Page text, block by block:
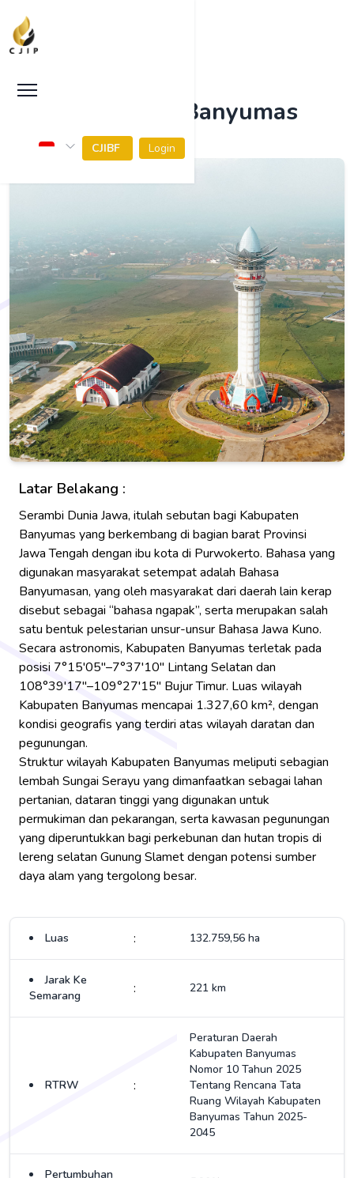
CJIBF Login
Kabupaten Banyumas
Latar Belakang :
Serambi Dunia Jawa, itulah sebutan bagi Kabupaten
Banyumas yang berkembang di bagian barat Provinsi
Jawa Tengah dengan ibu kota di Purwokerto. Bahasa yang
digunakan masyarakat setempat adalah Bahasa
Banyumasan, yang oleh masyarakat dari daerah lain kerap
disebut sebagai “bahasa ngapak”, serta merupakan salah
satu bentuk pelestarian unsur-unsur Bahasa Jawa Kuno.
Secara astronomis, Kabupaten Banyumas terletak pada
posisi 7°15'05"–7°37'10" Lintang Selatan dan
108°39'17"–109°27'15" Bujur Timur. Luas wilayah
Kabupaten Banyumas mencapai 1.327,60 km², dengan
kondisi geografis yang terdiri atas wilayah daratan dan
pegunungan.
Struktur wilayah Kabupaten Banyumas meliputi sebagian
lembah Sungai Serayu yang dimanfaatkan sebagai lahan
pertanian, dataran tinggi yang digunakan untuk
permukiman dan pekarangan, serta kawasan pegunungan
yang diperuntukkan bagi perkebunan dan hutan tropis di
lereng selatan Gunung Slamet dengan potensi sumber
daya alam yang tergolong besar.
Luas : 132.759,56 ha
Jarak Ke
Semarang
: 221 km
RTRW :
Peraturan Daerah
Kabupaten Banyumas
Nomor 10 Tahun 2025
Tentang Rencana Tata
Ruang Wilayah Kabupaten
Banyumas Tahun 2025-
2045
Pertumbuhan